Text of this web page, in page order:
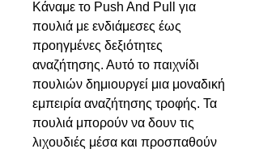
Κάναμε το Push And Pull για
πουλιά με ενδιάμεσες έως
προηγμένες δεξιότητες
αναζήτησης. Αυτό το παιχνίδι
πουλιών δημιουργεί μια μοναδική
εμπειρία αναζήτησης τροφής. Τα
πουλιά μπορούν να δουν τις
λιχουδιές μέσα και προσπαθούν